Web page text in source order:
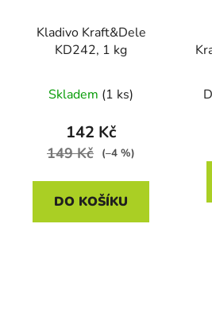
Kladivo Kraft&Dele
KD242, 1 kg
Skladem (1 ks)
142 Kč
149 Kč (–4 %)
DO KOŠÍKU